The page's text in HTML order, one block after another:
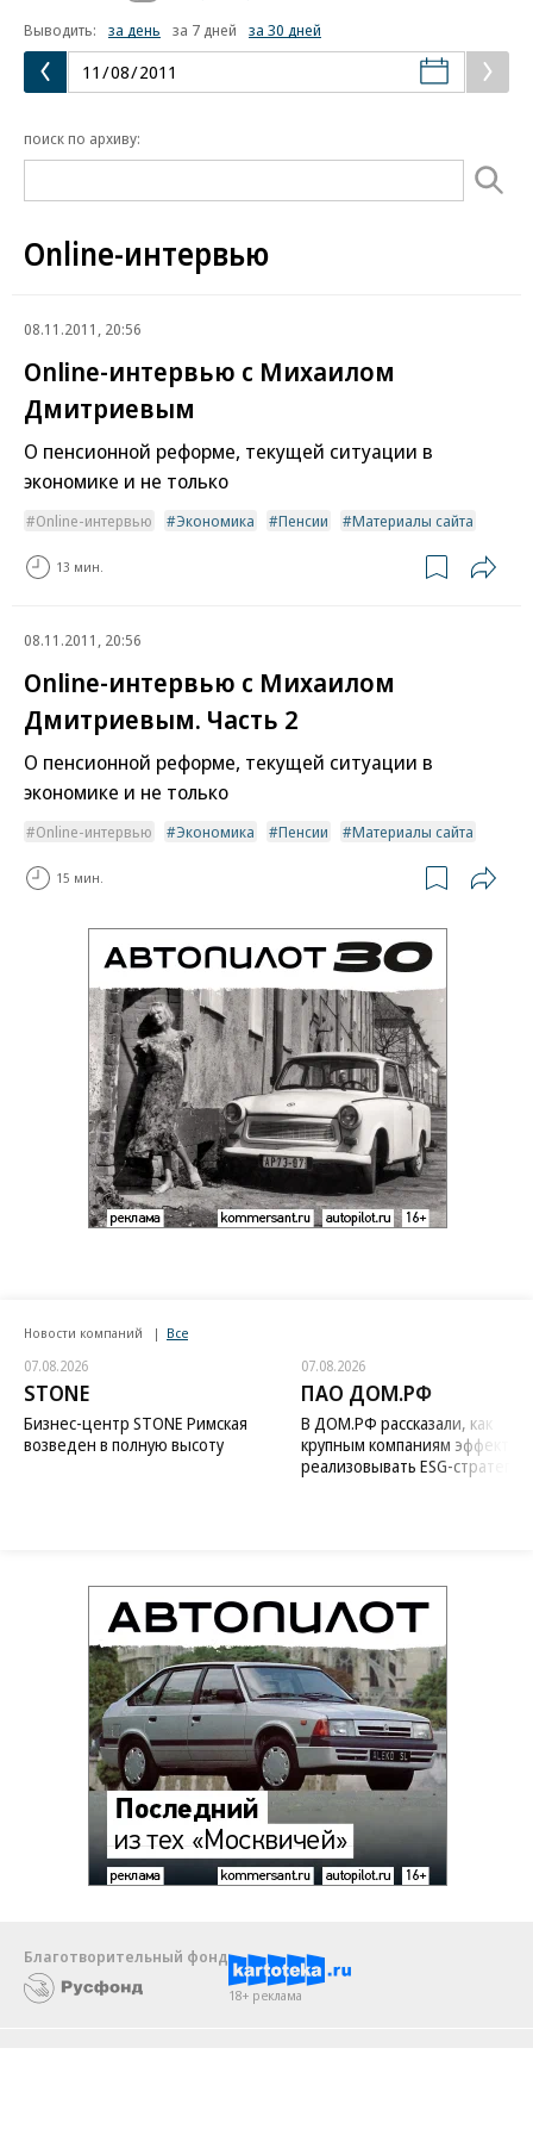
Выводить:
за день за 7 дней за 30 дней
поиск по архиву:
Online-интервью
08.11.2011, 20:56
Online-интервью с Михаилом
Дмитриевым
О пенсионной реформе, текущей ситуации в
экономике и не только
Online-интервью Экономика Пенсии Материалы сайта
13 мин.
08.11.2011, 20:56
Online-интервью с Михаилом
Дмитриевым. Часть 2
О пенсионной реформе, текущей ситуации в
экономике и не только
Online-интервью Экономика Пенсии Материалы сайта
15 мин.
Новости компаний Все
07.08.2026
STONE
Бизнес-центр STONE Римская
возведен в полную высоту
07.08.2026
ПАО ДОМ.РФ
В ДОМ.РФ рассказали, как
крупным компаниям
реализовывать ESG-стратегию
Благотворительный фонд
18+ реклама